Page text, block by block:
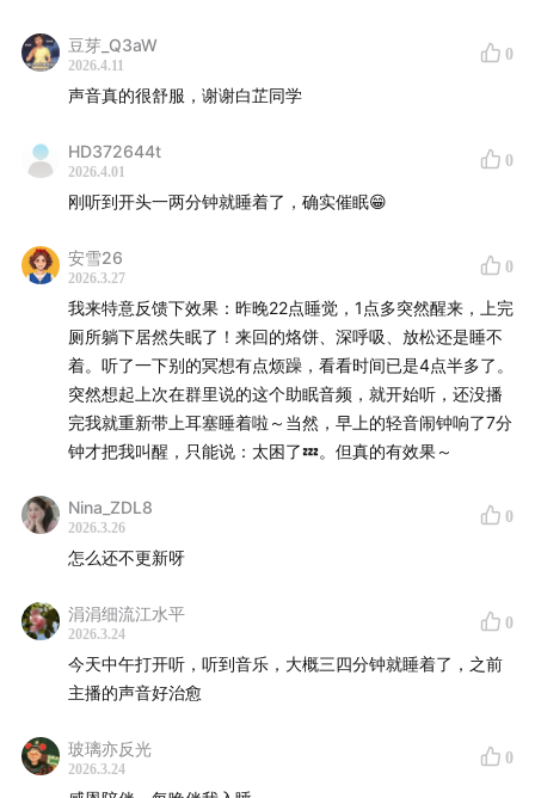
豆芽_Q3aW
2026.4.11
0
声音真的很舒服，谢谢白芷同学
HD372644t
2026.4.01
0
刚听到开头一两分钟就睡着了，确实催眠😁
安雪26
2026.3.27
0
我来特意反馈下效果：昨晚22点睡觉，1点多突然醒来，上完
厕所躺下居然失眠了！来回的烙饼、深呼吸、放松还是睡不
着。听了一下别的冥想有点烦躁，看看时间已是4点半多了。
突然想起上次在群里说的这个助眠音频，就开始听，还没播
完我就重新带上耳塞睡着啦～当然，早上的轻音闹钟响了7分
钟才把我叫醒，只能说：太困了💤。但真的有效果～
Nina_ZDL8
2026.3.26
0
怎么还不更新呀
涓涓细流江水平
2026.3.24
0
今天中午打开听，听到音乐，大概三四分钟就睡着了，之前
主播的声音好治愈
玻璃亦反光
2026.3.24
0